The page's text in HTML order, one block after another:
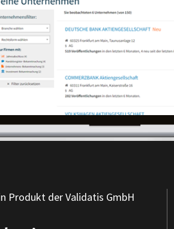
Produkt der Validatis GmbH